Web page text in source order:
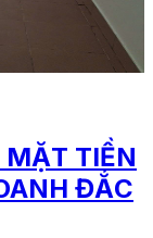
MẶT TIỀN
ĐẮC